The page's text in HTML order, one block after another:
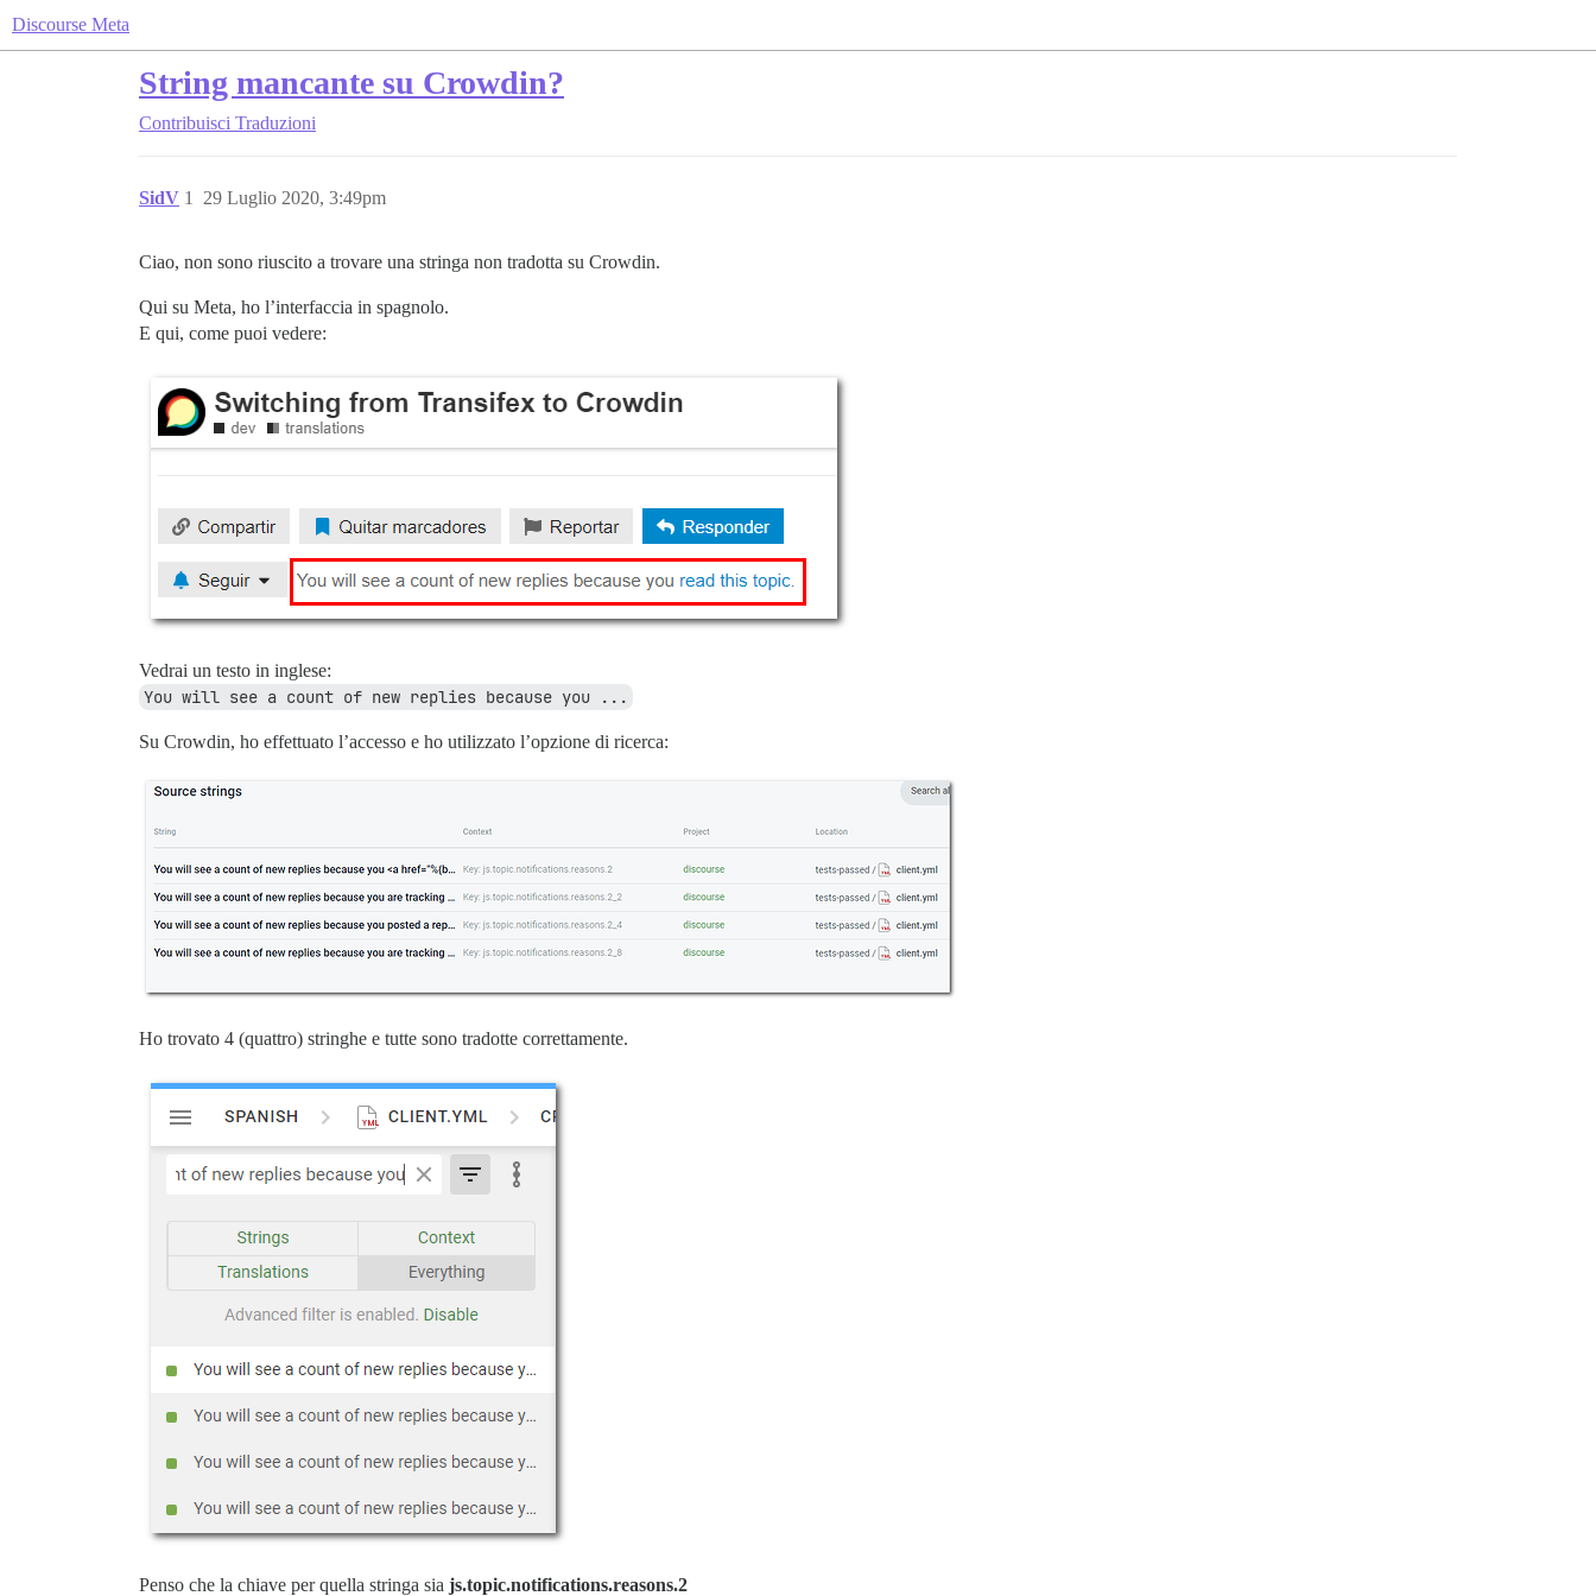
Discourse Meta
String mancante su Crowdin?
Contribuisci Traduzioni
SidV 29 Luglio 2020, 3:49pm
1
Ciao, non sono riuscito a trovare una stringa non tradotta su Crowdin.
Qui su Meta, ho l’interfaccia in spagnolo.
E qui, come puoi vedere:
Vedrai un testo in inglese:
You will see a count of new replies because you ...
Su Crowdin, ho effettuato l’accesso e ho utilizzato l’opzione di ricerca:
Ho trovato 4 (quattro) stringhe e tutte sono tradotte correttamente.
Penso che la chiave per quella stringa sia js.topic.notifications.reasons.2